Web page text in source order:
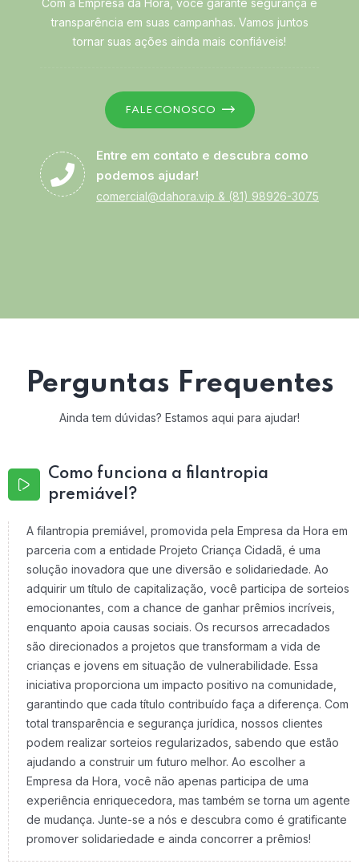
Com a Empresa da Hora, você garante segurança e
transparência em suas campanhas. Vamos juntos
tornar suas ações ainda mais confiáveis!
FALE CONOSCO
Entre em contato e descubra como
podemos ajudar!
comercial@dahora.vip & (81) 98926-3075
Perguntas Frequentes
Ainda tem dúvidas? Estamos aqui para ajudar!
Como funciona a filantropia
premiável?
A filantropia premiável, promovida pela Empresa da Hora em
parceria com a entidade Projeto Criança Cidadã, é uma
solução inovadora que une diversão e solidariedade. Ao
adquirir um título de capitalização, você participa de sorteios
emocionantes, com a chance de ganhar prêmios incríveis,
enquanto apoia causas sociais. Os recursos arrecadados
são direcionados a projetos que transformam a vida de
crianças e jovens em situação de vulnerabilidade. Essa
iniciativa proporciona um impacto positivo na comunidade,
garantindo que cada título contribuído faça a diferença. Com
total transparência e segurança jurídica, nossos clientes
podem realizar sorteios regularizados, sabendo que estão
ajudando a construir um futuro melhor. Ao escolher a
Empresa da Hora, você não apenas participa de uma
experiência enriquecedora, mas também se torna um agente
de mudança. Junte-se a nós e descubra como é gratificante
promover solidariedade e ainda concorrer a prêmios!